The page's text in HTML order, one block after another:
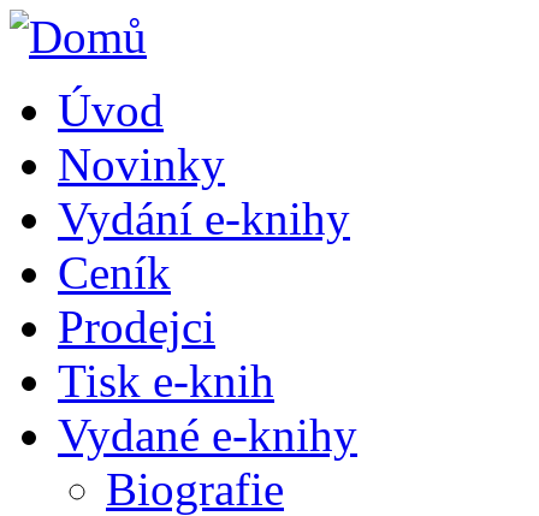
Úvod
Novinky
Vydání e-knihy
Ceník
Prodejci
Tisk e-knih
Vydané e-knihy
Biografie